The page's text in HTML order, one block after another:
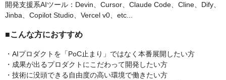
開発支援系AIツール：Devin、Cursor、Claude Code、Cline、Dify、
Jinba、Copilot Studio、Vercel v0、etc...
■こんな方におすすめ
・AIプロダクトを「PoC止まり」ではなく本番展開したい方
・成果が出るプロダクトにこだわって開発したい方
・技術に没頭できる自由度の高い環境で働きたい方